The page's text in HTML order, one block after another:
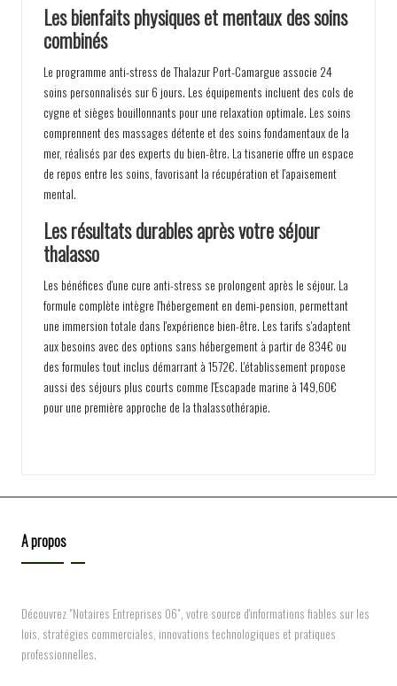
Les bienfaits physiques et mentaux des soins
combinés
Le programme anti-stress de Thalazur Port-Camargue associe 24
soins personnalisés sur 6 jours. Les équipements incluent des cols de
cygne et sièges bouillonnants pour une relaxation optimale. Les soins
comprennent des massages détente et des soins fondamentaux de la
mer, réalisés par des experts du bien-être. La tisanerie offre un espace
de repos entre les soins, favorisant la récupération et l'apaisement
mental.
Les résultats durables après votre séjour
thalasso
Les bénéfices d'une cure anti-stress se prolongent après le séjour. La
formule complète intègre l'hébergement en demi-pension, permettant
une immersion totale dans l'expérience bien-être. Les tarifs s'adaptent
aux besoins avec des options sans hébergement à partir de 834€ ou
des formules tout inclus démarrant à 1572€. L'établissement propose
aussi des séjours plus courts comme l'Escapade marine à 149,60€
pour une première approche de la thalassothérapie.
A propos
Découvrez "Notaires Entreprises 06", votre source d'informations fiables sur les
lois, stratégies commerciales, innovations technologiques et pratiques
professionnelles.